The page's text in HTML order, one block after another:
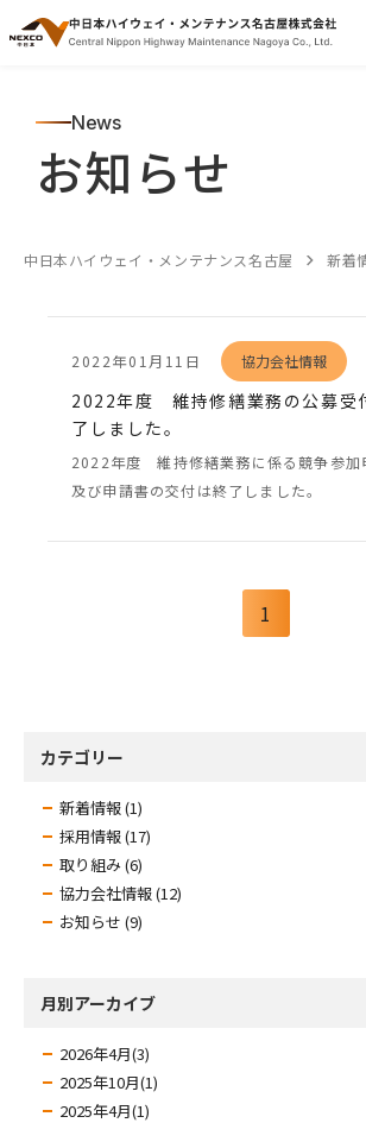
News
お知らせ
中日本ハイウェイ・メンテナンス名古屋 新着
2022年01月11日 協力会社情報
2022年度 維持修繕業務の公募受
了しました。
2022年度 維持修繕業務に係る競争参加
及び申請書の交付は終了しました。
1
カテゴリー
新着情報 (1)
採用情報 (17)
取り組み (6)
協力会社情報 (12)
お知らせ (9)
月別アーカイブ
2026年4月(3)
2025年10月(1)
2025年4月(1)